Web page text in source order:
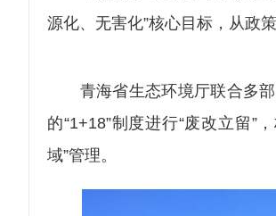
源化、无害化”核心目标，从政
青海省生态环境厅联合多部
的“1+18”制度进行“废改立留”
域”管理。